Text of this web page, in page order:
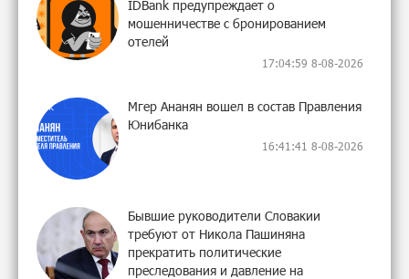
IDBank предупреждает о
мошенничестве с бронированием
отелей
17:04:59 8-08-2026
Мгер Ананян вошел в состав Правления
Юнибанка
16:41:41 8-08-2026
Бывшие руководители Словакии
требуют от Никола Пашиняна
прекратить политические
преследования и давление на